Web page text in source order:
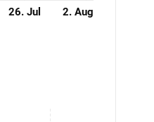
26. Jul 2. Aug